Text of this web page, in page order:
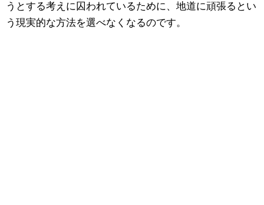
うとする考えに囚われているために、地道に頑張るとい
う現実的な方法を選べなくなるのです。